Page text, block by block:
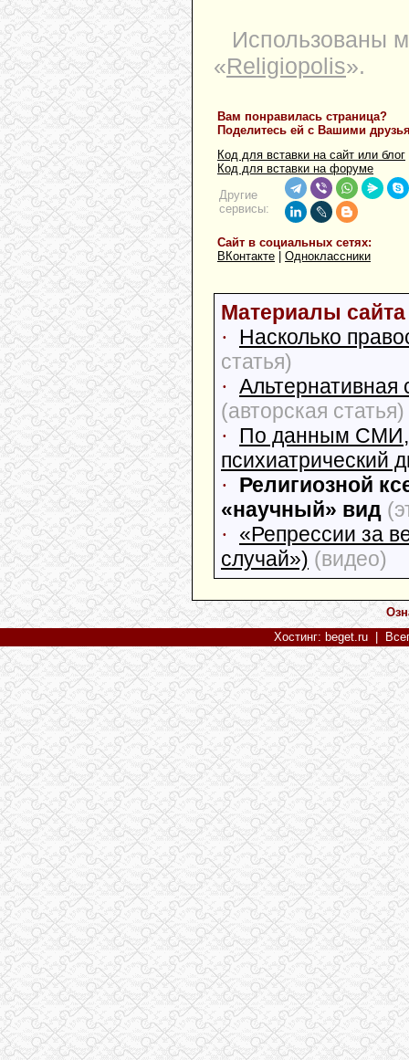
Использованы
«Religiopolis».
Вам понравилась страница?
Поделитесь ей с Вашими
Код для вставки на сайт или блог
Код для вставки на форуме
Другие
сервисы:
Сайт в социальных сетях:
ВКонтакте
Одноклассники
Материалы
· Насколько
статья)
· Альтернативная
(авторская статья)
· По данным СМИ,
психиатрический
· Религиозной
«научный» вид
· «Репрессии за
случай») (видео)
Хостинг: beget.ru|